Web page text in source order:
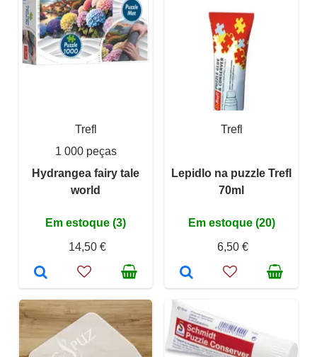
Trefl
1 000 peças
Hydrangea fairy tale
world
Em estoque (3)
14,50 €
Trefl
Lepidlo na puzzle Trefl
70ml
Em estoque (20)
6,50 €